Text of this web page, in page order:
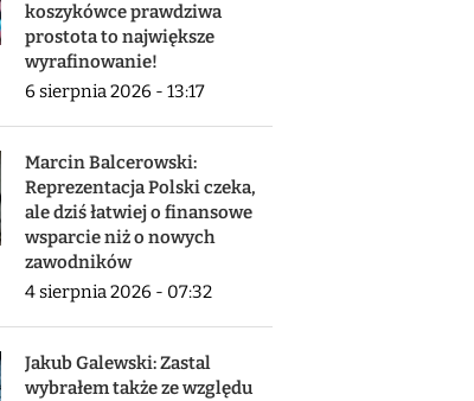
koszykówce prawdziwa
prostota to największe
wyrafinowanie!
6 sierpnia 2026 - 13:17
Marcin Balcerowski:
Reprezentacja Polski czeka,
ale dziś łatwiej o finansowe
wsparcie niż o nowych
zawodników
4 sierpnia 2026 - 07:32
Jakub Galewski: Zastal
wybrałem także ze względu